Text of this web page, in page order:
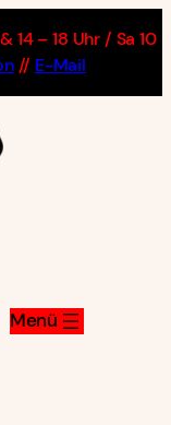
14 – 18 Uhr / Sa 10
// E-Mail